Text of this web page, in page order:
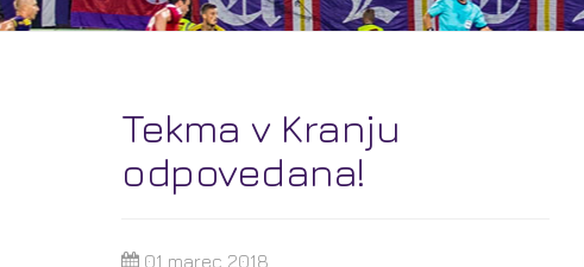
Tekma v Kranju
odpovedana!
01 marec 2018